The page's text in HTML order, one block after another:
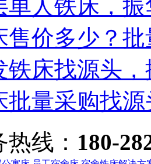
单人铁床，
售价多少？
铁床找源头
批量采购找
线： 180-